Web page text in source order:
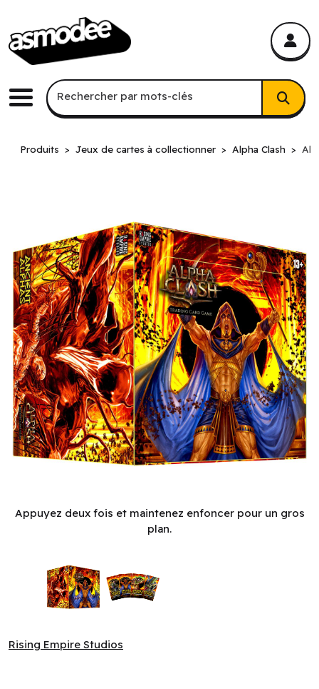
Menu
Recherche par mots-clés
Rechercher par mots-clés
Produits Jeux de cartes à collectionner Alpha Clash
Appuyez deux fois et maintenez enfoncer pour un gros
plan.
Rising Empire Studios